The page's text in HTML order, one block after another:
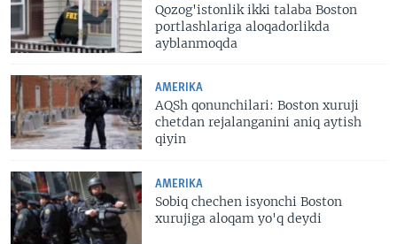
Qozog'istonlik ikki talaba Boston
portlashlariga aloqadorlikda
ayblanmoqda
AMERIKA
AQSh qonunchilari: Boston xuruji
chetdan rejalanganini aniq aytish
qiyin
AMERIKA
Sobiq chechen isyonchi Boston
xurujiga aloqam yo'q deydi